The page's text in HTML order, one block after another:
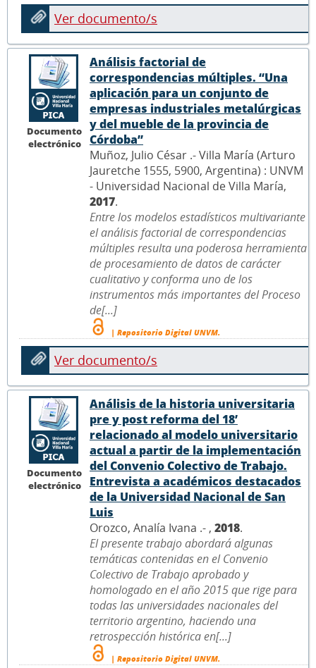
Ver documento/s
Documento
electrónico
Análisis factorial de
correspondencias múltiples. “Una
aplicación para un conjunto de
empresas industriales metalúrgicas
y del mueble de la provincia de
Córdoba”
Muñoz, Julio César .- Villa María (Arturo
Jauretche 1555, 5900, Argentina) : UNVM
- Universidad Nacional de Villa María,
2017.
Entre los modelos estadísticos multivariante
el análisis factorial de correspondencias
múltiples resulta una poderosa herramienta
de procesamiento de datos de carácter
cualitativo y conforma uno de los
instrumentos más importantes del Proceso
de[...]
| Repositorio Digital UNVM.
Ver documento/s
Documento
electrónico
Análisis de la historia universitaria
pre y post reforma del 18’
relacionado al modelo universitario
actual a partir de la implementación
del Convenio Colectivo de Trabajo.
Entrevista a académicos destacados
de la Universidad Nacional de San
Luis
Orozco, Analía Ivana .- , 2018.
El presente trabajo abordará algunas
temáticas contenidas en el Convenio
Colectivo de Trabajo aprobado y
homologado en el año 2015 que rige para
todas las universidades nacionales del
territorio argentino, haciendo una
retrospección histórica en[...]
| Repositorio Digital UNVM.